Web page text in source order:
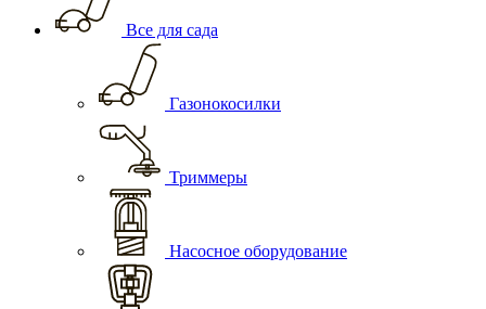
Все для сада
Газонокосилки
Триммеры
Насосное оборудование